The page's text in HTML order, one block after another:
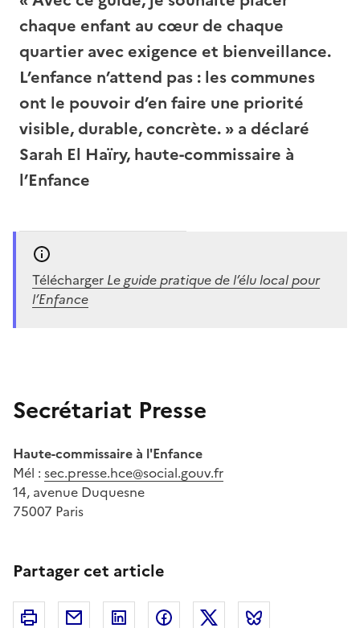
chaque enfant au cœur de chaque
quartier avec exigence et bienveillance.
L’enfance n’attend pas : les communes
ont le pouvoir d’en faire une priorité
visible, durable, concrète. » a déclaré
Sarah El Haïry, haute-commissaire à
l’Enfance
Télécharger Le guide pratique de l’élu local pour
l’Enfance
Secrétariat Presse
Haute-commissaire à l'Enfance
Mél : sec.presse.hce@social.gouv.fr
14, avenue Duquesne
75007 Paris
Partager cet article
Imprimer Courriel Linkedin FacebookTwitter